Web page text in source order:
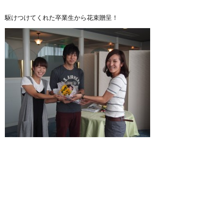
駆けつけてくれた卒業生から花束贈呈！